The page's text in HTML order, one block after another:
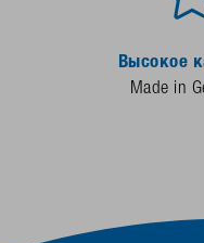
Высокое
Made in